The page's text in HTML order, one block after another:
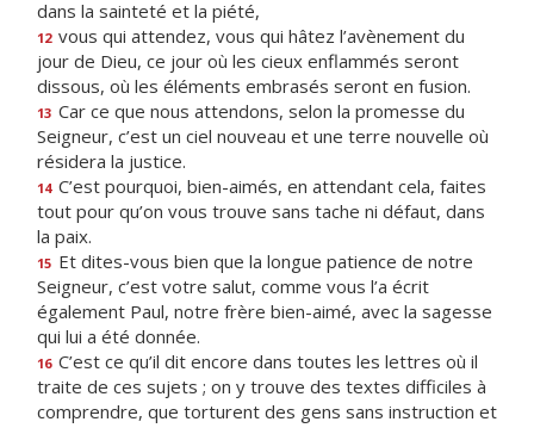
dans la sainteté et la piété,
12 vous qui attendez, vous qui hâtez l’avènement du
jour de Dieu, ce jour où les cieux enflammés seront
dissous, où les éléments embrasés seront en fusion.
13 Car ce que nous attendons, selon la promesse du
Seigneur, c’est un ciel nouveau et une terre nouvelle où
résidera la justice.
14 C’est pourquoi, bien-aimés, en attendant cela, faites
tout pour qu’on vous trouve sans tache ni défaut, dans
la paix.
15 Et dites-vous bien que la longue patience de notre
Seigneur, c’est votre salut, comme vous l’a écrit
également Paul, notre frère bien-aimé, avec la sagesse
qui lui a été donnée.
16 C’est ce qu’il dit encore dans toutes les lettres où il
traite de ces sujets ; on y trouve des textes difficiles à
comprendre, que torturent des gens sans instruction et